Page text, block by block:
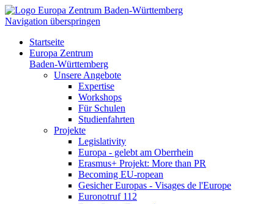
Navigation überspringen
Startseite
Europa Zentrum
Baden-Württemberg
Unsere Angebote
Expertise
Workshops
Für Schulen
Studienfahrten
Projekte
Legislativity
Europa - gelebt am Oberrhein
Erasmus+ Projekt: More than PR
Becoming EU-ropean
Gesicher Europas - Visages de l'Europe
Euronotruf 112